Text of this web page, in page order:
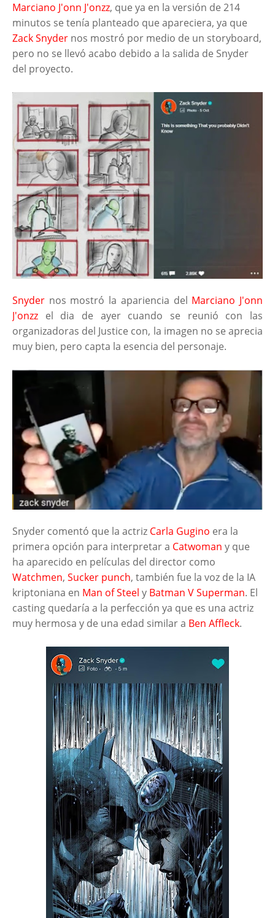
Marciano J'onn J'onzz, que ya en la versión de 214
minutos se tenía planteado que apareciera, ya que
Zack Snyder nos mostró por medio de un storyboard,
pero no se llevó acabo debido a la salida de Snyder
del proyecto.
Snyder nos mostró la apariencia del Marciano J'onn
J'onzz el dia de ayer cuando se reunió con las
organizadoras del Justice con, la imagen no se aprecia
muy bien, pero capta la esencia del personaje.
Snyder comentó que la actriz Carla Gugino era la
primera opción para interpretar a Catwoman y que
ha aparecido en películas del director como
Watchmen, Sucker punch, también fue la voz de la IA
kriptoniana en Man of Steel y Batman V Superman. El
casting quedaría a la perfección ya que es una actriz
muy hermosa y de una edad similar a Ben Affleck.